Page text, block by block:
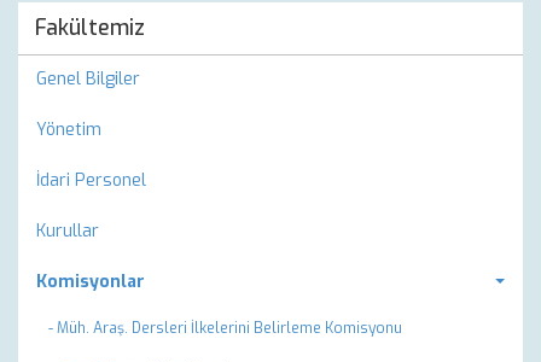
Fakültemiz
Genel Bilgiler
Yönetim
İdari Personel
Kurullar
Komisyonlar
- Müh. Araş. Dersleri İlkelerini Belirleme Komisyonu